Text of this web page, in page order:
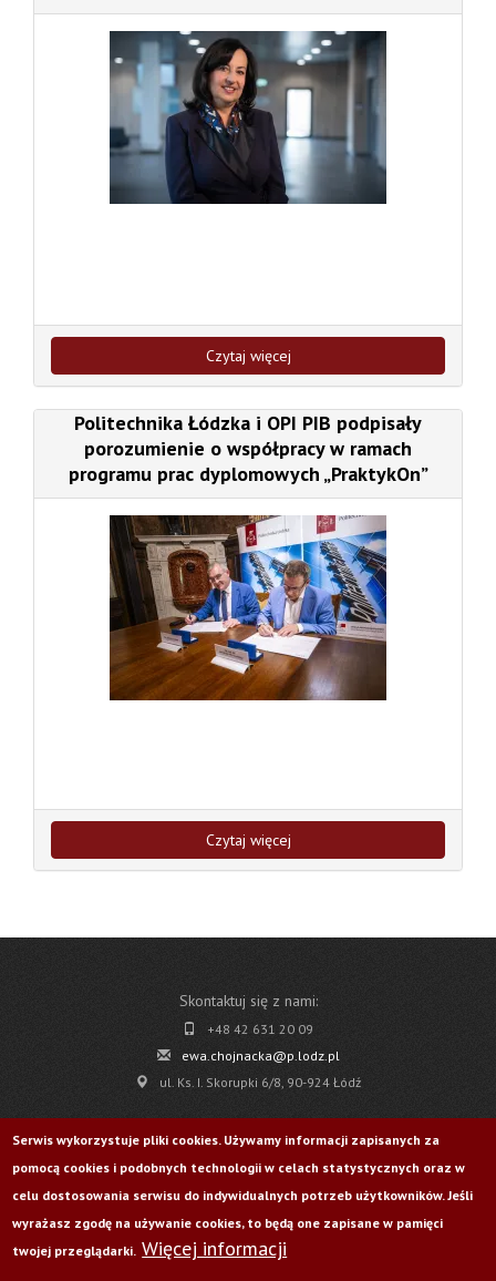
Czytaj więcej
Politechnika Łódzka i OPI PIB podpisały
porozumienie o współpracy w ramach
programu prac dyplomowych „PraktykOn”
Czytaj więcej
Skontaktuj się z nami:
+48 42 631 20 09
ewa.chojnacka@p.lodz.pl
ul. Ks. I. Skorupki 6/8, 90-924 Łódź
Pobierz
Życie Uczelni nr 176
Odwiedź nas na:
Serwis wykorzystuje pliki cookies. Używamy informacji zapisanych za
pomocą cookies i podobnych technologii w celach statystycznych oraz w
celu dostosowania serwisu do indywidualnych potrzeb użytkowników. Jeśli
wyrażasz zgodę na używanie cookies, to będą one zapisane w pamięci
twojej przeglądarki. Więcej informacji